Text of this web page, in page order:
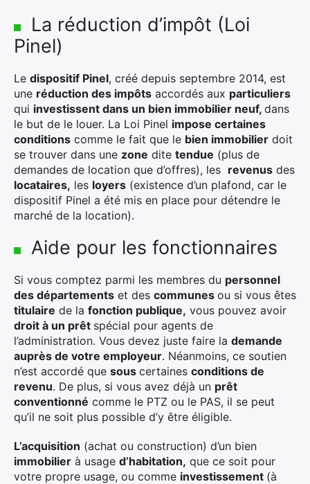
La réduction d’impôt (Loi
Pinel)
Le dispositif Pinel, créé depuis septembre 2014, est
une réduction des impôts accordés aux particuliers
qui investissent dans un bien immobilier neuf, dans
le but de le louer. La Loi Pinel impose certaines
conditions comme le fait que le bien immobilier doit
se trouver dans une zone dite tendue (plus de
demandes de location que d’offres), les revenus des
locataires, les loyers (existence d’un plafond, car le
dispositif Pinel a été mis en place pour détendre le
marché de la location).
Aide pour les fonctionnaires
Si vous comptez parmi les membres du personnel
des départements et des communes ou si vous êtes
titulaire de la fonction publique, vous pouvez avoir
droit à un prêt spécial pour agents de
l’administration. Vous devez juste faire la demande
auprès de votre employeur. Néanmoins, ce soutien
n’est accordé que sous certaines conditions de
revenu. De plus, si vous avez déjà un prêt
conventionné comme le PTZ ou le PAS, il se peut
qu’il ne soit plus possible d’y être éligible.
L’acquisition (achat ou construction) d’un bien
immobilier à usage d’habitation, que ce soit pour
votre propre usage, ou comme investissement (à